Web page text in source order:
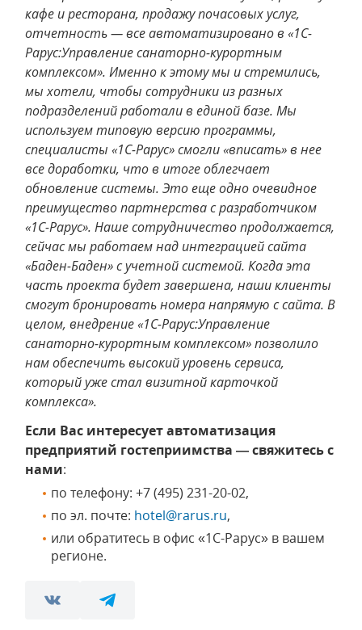
кафе и ресторана, продажу почасовых услуг,
отчетность — все автоматизировано в «1С-
Рарус:Управление санаторно-курортным
комплексом». Именно к этому мы и стремились,
мы хотели, чтобы сотрудники из разных
подразделений работали в единой базе. Мы
используем типовую версию программы,
специалисты «1С-Рарус» смогли «вписать» в нее
все доработки, что в итоге облегчает
обновление системы. Это еще одно очевидное
преимущество партнерства с разработчиком
«1С-Рарус». Наше сотрудничество продолжается,
сейчас мы работаем над интеграцией сайта
«Баден-Баден» с учетной системой. Когда эта
часть проекта будет завершена, наши клиенты
смогут бронировать номера напрямую с сайта. В
целом, внедрение «1С-Рарус:Управление
санаторно-курортным комплексом» позволило
нам обеспечить высокий уровень сервиса,
который уже стал визитной карточкой
комплекса».
Если Вас интересует автоматизация
предприятий гостеприимства — свяжитесь с
нами:
по телефону: +7 (495) 231-20-02,
по эл. почте: hotel@rarus.ru,
или обратитесь в офис «1С-Рарус» в вашем
регионе.